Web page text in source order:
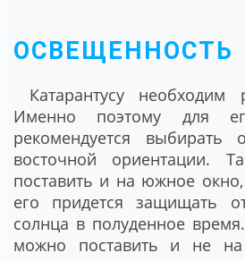
ОСВЕЩЕННОСТЬ
Катарантусу необходим
Именно поэтому для
рекомендуется выбирать
восточной ориентации.
поставить и на южное
его придется защищать
солнца в полуденное
можно поставить и не